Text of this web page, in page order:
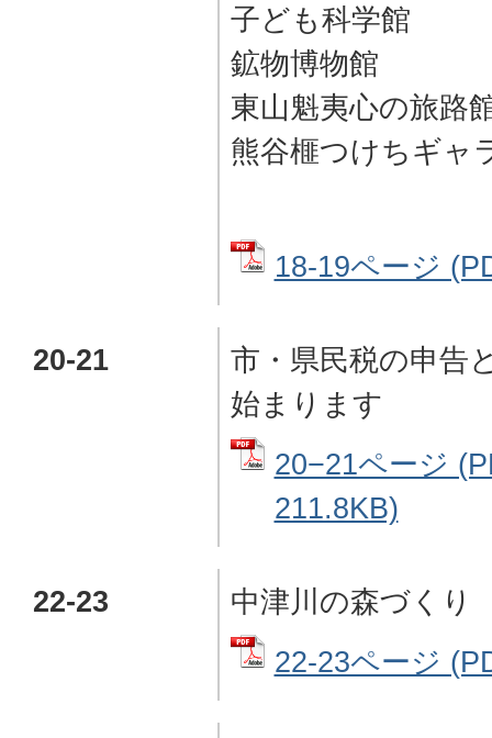
子ども科学館
鉱物博物館
東山魁夷心の旅路
熊谷榧つけちギャ
18-19ページ
20-21
市・県民税の申告
始まります
20−21ページ
211.8KB)
22-23
中津川の森づくり
22-23ページ